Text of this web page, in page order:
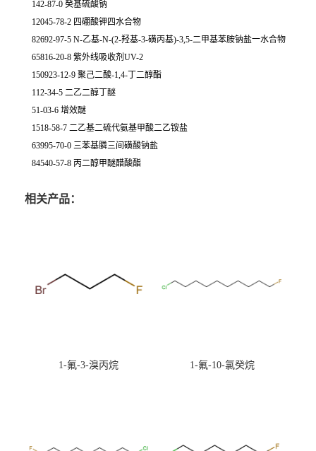
142-87-0 癸基硫酸钠
12045-78-2 四硼酸钾四水合物
82692-97-5 N-乙基-N-(2-羟基-3-磺丙基)-3,5-二甲基苯胺钠盐一水合物
65816-20-8 紫外线吸收剂UV-2
150923-12-9 聚己二酸-1,4-丁二醇酯
112-34-5 二乙二醇丁醚
51-03-6 增效醚
1518-58-7 二乙基二硫代氨基甲酸二乙铵盐
63995-70-0 三苯基膦三间磺酸钠盐
84540-57-8 丙二醇甲醚醋酸酯
相关产品：
1-氟-3-溴丙烷 1-氟-10-氯癸烷